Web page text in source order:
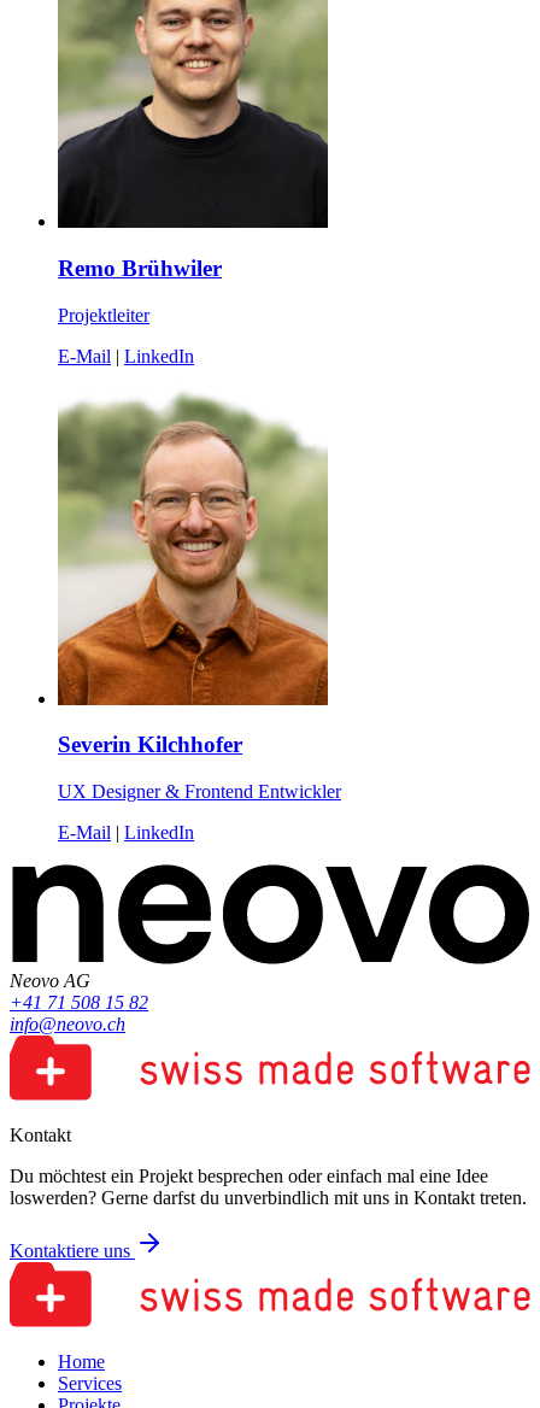
Remo Brühwiler
Projektleiter
E-Mail | LinkedIn
Severin Kilchhofer
UX Designer & Frontend Entwickler
E-Mail | LinkedIn
Neovo AG
+41 71 508 15 82
info@neovo.ch
Kontakt
Du möchtest ein Projekt besprechen oder einfach mal eine Idee
loswerden? Gerne darfst du unverbindlich mit uns in Kontakt treten.
Kontaktiere uns
Home
Services